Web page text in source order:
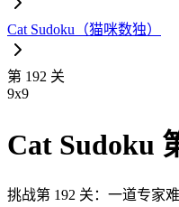
Cat Sudoku（猫咪数独）
第 192 关
9x9
Cat Sudoku
挑战第 192 关：一道专家